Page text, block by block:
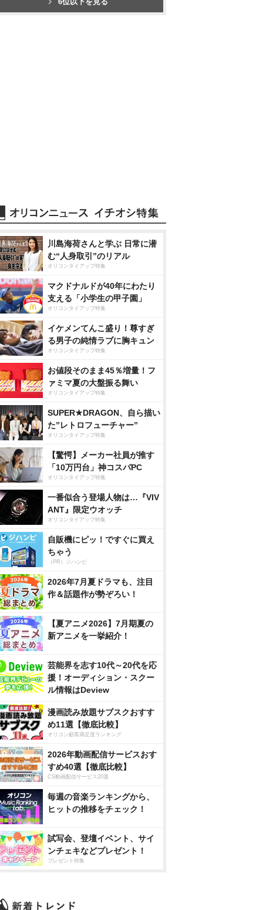
川島海荷さんと学ぶ 日常に潜
む“人身取引”のリアル
オリコンタイアップ特集
マクドナルドが40年にわたり
支える「小学生の甲子園」
オリコンタイアップ特集
イケメンてんこ盛り！尊すぎ
る男子の純情ラブに胸キュン
オリコンタイアップ特集
お値段そのまま45％増量！フ
ァミマ夏の大盤振る舞い
オリコンタイアップ特集
SUPER★DRAGON、自ら描い
た”レトロフューチャー”
オリコンタイアップ特集
【驚愕】メーカー社員が推す
「10万円台」神コスパPC
オリコンタイアップ特集
一番似合う登場人物は…『VIV
ANT』限定ウオッチ
オリコンタイアップ特集
自販機にピッ！ですぐに買え
ちゃう
（PR）ジハンピ
2026年7月夏ドラマも、注目
作＆話題作が勢ぞろい！
【夏アニメ2026】7月期夏の
新アニメを一挙紹介！
芸能界を志す10代～20代を応
援！オーディション・スクー
ル情報はDeview
漫画読み放題サブスクおすす
め11選【徹底比較】
オリコン顧客満足度ランキング
2026年動画配信サービスおす
すめ40選【徹底比較】
CS動画配信サービス20選
毎週の音楽ランキングから、
ヒットの推移をチェック！
試写会、登壇イベント、サイ
ンチェキなどプレゼント！
プレゼント特集